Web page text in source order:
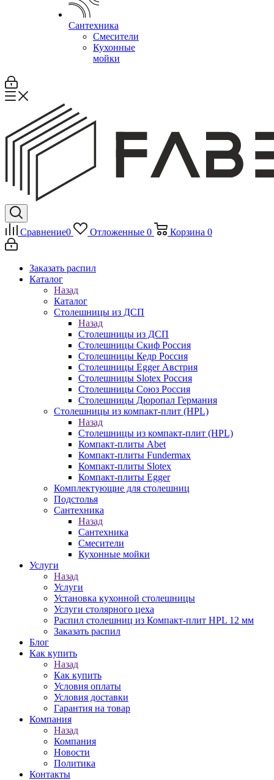
Сантехника
Смесители
Кухонные
мойки
Сравнение0 Отложенные 0 Корзина 0
Заказать распил
Каталог
Назад
Каталог
Столешницы из ДСП
Назад
Столешницы из ДСП
Столешницы Скиф Россия
Столешницы Кедр Россия
Столешницы Egger Австрия
Столешницы Slotex Россия
Столешницы Союз Россия
Столешницы Дюропал Германия
Столешницы из компакт-плит (HPL)
Назад
Столешницы из компакт-плит (HPL)
Компакт-плиты Abet
Компакт-плиты Fundermax
Компакт-плиты Slotex
Компакт-плиты Egger
Комплектующие для столешниц
Подстолья
Сантехника
Назад
Сантехника
Смесители
Кухонные мойки
Услуги
Назад
Услуги
Установка кухонной столешницы
Услуги столярного цеха
Распил столешниц из Компакт-плит HPL 12 мм
Заказать распил
Блог
Как купить
Назад
Как купить
Условия оплаты
Условия доставки
Гарантия на товар
Компания
Назад
Компания
Новости
Политика
Контакты